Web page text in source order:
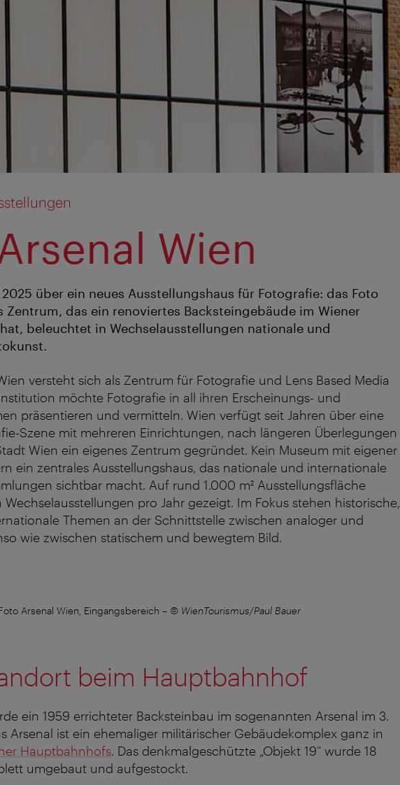
Wien
über ein neues Ausstellungshaus für Fotografie: das Foto
Zentrum, das ein renoviertes Backsteingebäude im Wiener
beleuchtet in Wechselausstellungen nationale und
versteht sich als Zentrum für Fotografie und Lens Based Media
möchte Fotografie in all ihren Erscheinungs- und
präsentieren und vermitteln. Wien verfügt seit Jahren über eine
Szene mit mehreren Einrichtungen, nach längeren Überlegungen
Wien ein eigenes Zentrum gegründet. Kein Museum mit eigener
ein zentrales Ausstellungshaus, das nationale und internationale
sichtbar macht. Auf rund 1.000 m² Ausstellungsfläche
pro Jahr gezeigt. Im Fokus stehen historische,
Themen an der Schnittstelle zwischen analoger und
wie zwischen statischem und bewegtem Bild.
Arsenal Wien, Eingangsbereich – © WienTourismus/Paul Bauer
beim Hauptbahnhof
ein 1959 errichteter Backsteinbau im sogenannten Arsenal im 3.
Arsenal ist ein ehemaliger militärischer Gebäudekomplex ganz in
Hauptbahnhofs. Das denkmalgeschützte „Objekt 19“ wurde 18
umgebaut und aufgestockt.